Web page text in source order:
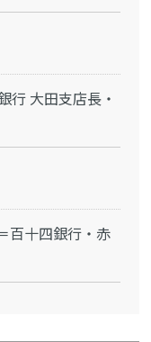
行 大田支店長・
百十四銀行・赤